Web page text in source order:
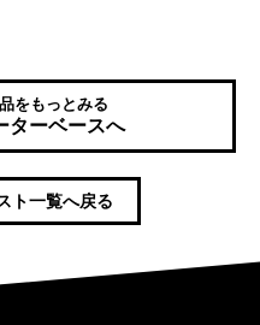
をもっとみる
ターベースへ
ト一覧へ戻る